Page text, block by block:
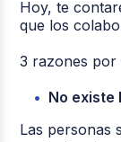
Hoy, te
que los
3 razones por
No existe
Las personas